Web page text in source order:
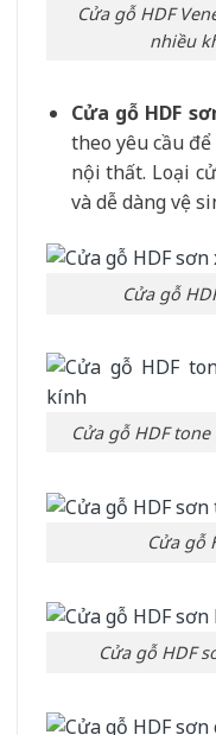
Cửa gỗ HDF
nhiều
Cửa gỗ HDF
theo yêu cầu
nội thất. Loại
và dễ dàng vệ
Cửa gỗ
Cửa gỗ HDF
Cửa gỗ
Cửa gỗ HDF